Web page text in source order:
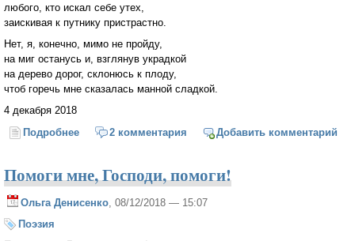
любого, кто искал себе утех,
заискивая к путнику пристрастно.
Нет, я, конечно, мимо не пройду,
на миг останусь и, взглянув украдкой
на дерево дорог, склонюсь к плоду,
чтоб горечь мне сказалась манной сладкой.
4 декабря 2018
Подробнее о Не сфинкс, а феникс
2 комментария Добавить комментарий
Помоги мне, Господи, помоги!
Ольга Денисенко , 08/12/2018 — 15:07
Поэзия